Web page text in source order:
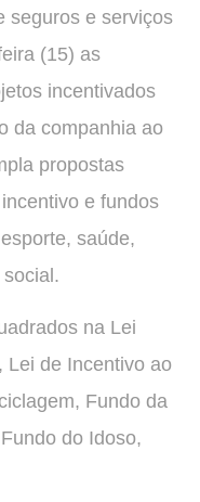
seguros e serviços
(15) as
incentivados
da companhia ao
propostas
e fundos
saúde,
na Lei
Lei de Incentivo ao
Fundo da
do Idoso,